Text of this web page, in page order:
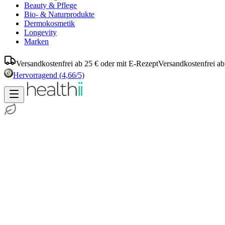
Beauty & Pflege
Bio- & Naturprodukte
Dermokosmetik
Longevity
Marken
Versandkostenfrei ab 25 € oder mit E-RezeptVersandkostenfrei
Hervorragend (4,66/5)